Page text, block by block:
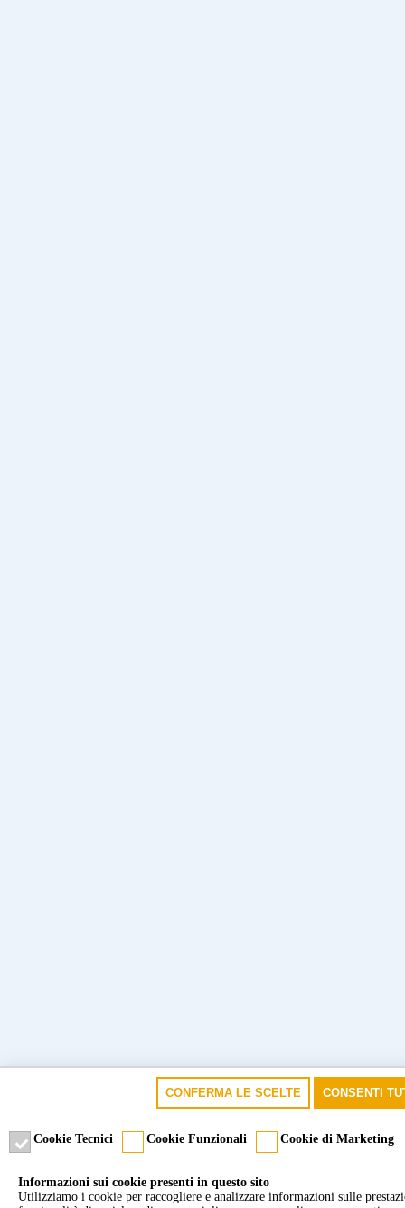
CONFERMA LE SCELTE CONSENTI
Cookie Tecnici Cookie Funzionali Cookie di Marketing
Informazioni sui cookie presenti in questo sito
Utilizziamo i cookie per raccogliere e analizzare informazioni sulle